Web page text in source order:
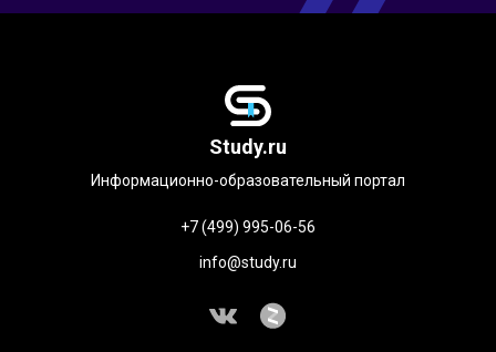
Study.ru
Информационно-образовательный портал
+7 (499) 995-06-56
info@study.ru